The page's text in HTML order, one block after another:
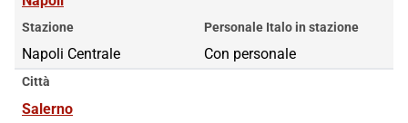
Stazione
Napoli Centrale
Personale Italo in stazione
Con personale
Città
Salerno